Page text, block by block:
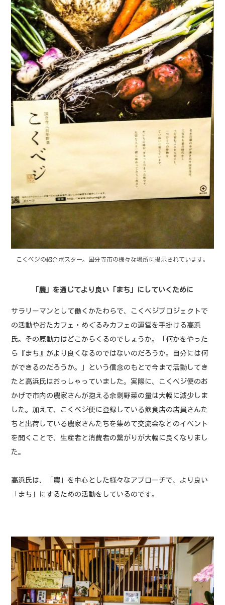
こくベジの紹介ポスター。国分寺市の様々な場所に掲示されています。
「農」を通じてより良い「まち」にしていくために
サラリーマンとして働くかたわらで、こくベジプロジェクトで
の活動やおたカフェ・めぐるみカフェの運営を手掛ける高浜
氏。その原動力はどこからくるのでしょうか。「何かをやった
ら『まち』がより良くなるのではないのだろうか。自分には何
ができるのだろうか。」という信念のもとで今まで活動してき
たと高浜氏はおっしゃっていました。実際に、こくベジ便のお
かげで市内の農家さんが抱える余剰野菜の量は大幅に減少しま
した。加えて、こくベジ便に登録している飲食店の店員さんた
ちと出荷している農家さんたちを集めて交流会などのイベント
を開くことで、生産者と消費者の繋がりが大幅に良くなりまし
た。
高浜氏は、「農」を中心とした様々なアプローチで、より良い
「まち」にするための活動をしているのです。